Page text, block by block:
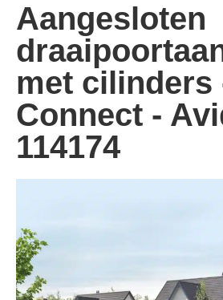
Aangesloten
met cilinders
Connect -
114174